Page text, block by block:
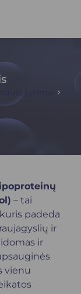
tyrimai
– tai
padeda
ir
ir
vienu